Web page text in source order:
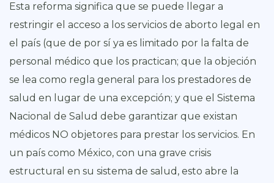
Esta reforma significa que se puede llegar a
restringir el acceso a los servicios de aborto legal en
el país (que de por sí ya es limitado por la falta de
personal médico que los practican; que la objeción
se lea como regla general para los prestadores de
salud en lugar de una excepción; y que el Sistema
Nacional de Salud debe garantizar que existan
médicos NO objetores para prestar los servicios. En
un país como México, con una grave crisis
estructural en su sistema de salud, esto abre la